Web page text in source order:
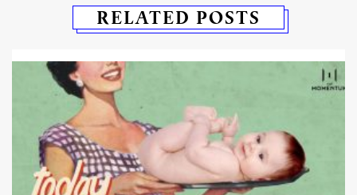
RELATED POSTS